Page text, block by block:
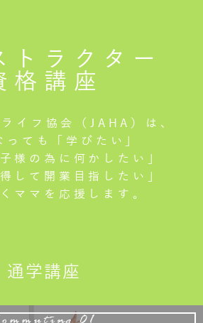
トラクター
格講座
イフ協会（JAHA）は、
っても「学びたい」
様の為に何かしたい」
して開業目指したい」
ママを応援します。
通学講座